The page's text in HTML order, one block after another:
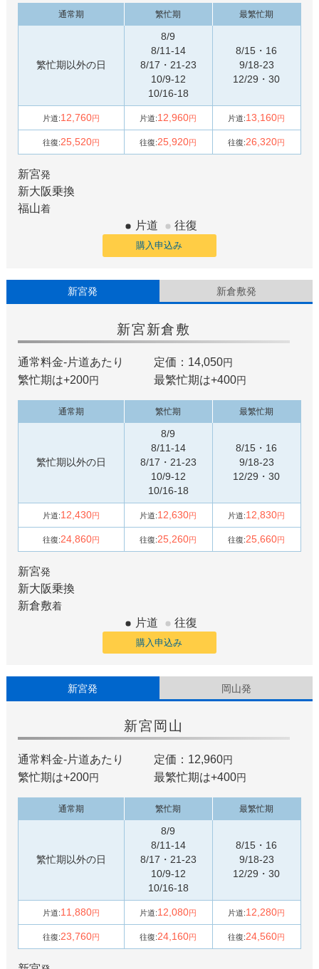
通常期 繁忙期 最繁忙期
繁忙期以外の日
8/9
8/11-14
8/17・21-23
10/9-12
10/16-18
8/15・16
9/18-23
12/29・30
片道:12,760円 片道:12,960円 片道:13,160円
往復:25,520円 往復:25,920円 往復:26,320円
新宮発
新大阪乗換
福山着
片道 往復
購入申込み
新宮発 新倉敷発
新宮新倉敷
通常料金-片道あたり 定価：14,050円
繁忙期は+200円 最繁忙期は+400円
通常期 繁忙期 最繁忙期
繁忙期以外の日
8/9
8/11-14
8/17・21-23
10/9-12
10/16-18
8/15・16
9/18-23
12/29・30
片道:12,430円 片道:12,630円 片道:12,830円
往復:24,860円 往復:25,260円 往復:25,660円
新宮発
新大阪乗換
新倉敷着
片道 往復
購入申込み
新宮発 岡山発
新宮 岡山
通常料金-片道あたり 定価：12,960円
繁忙期は+200円 最繁忙期は+400円
通常期 繁忙期 最繁忙期
繁忙期以外の日
8/9
8/11-14
8/17・21-23
10/9-12
10/16-18
8/15・16
9/18-23
12/29・30
片道:11,880円 片道:12,080円 片道:12,280円
往復:23,760円 往復:24,160円 往復:24,560円